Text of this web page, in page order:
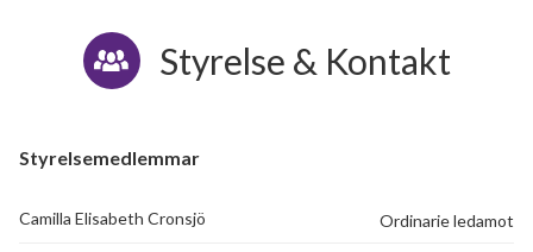
Styrelse & Kontakt
Styrelsemedlemmar
Camilla Elisabeth Cronsjö Ordinarie ledamot